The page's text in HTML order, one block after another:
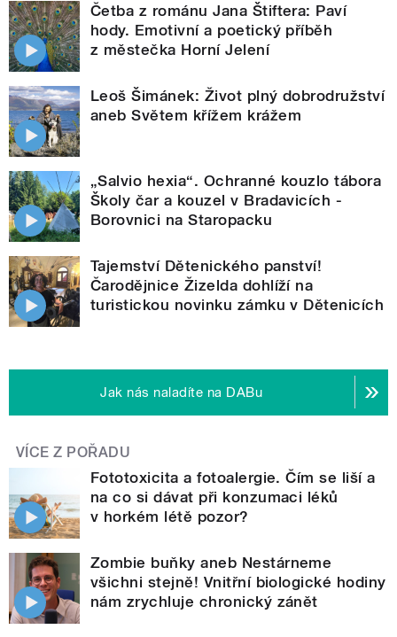
Četba z románu Jana Štiftera: Paví
hody. Emotivní a poetický příběh
z městečka Horní Jelení
Leoš Šimánek: Život plný dobrodružství
aneb Světem křížem krážem
„Salvio hexia“. Ochranné kouzlo tábora
Školy čar a kouzel v Bradavicích -
Borovnici na Staropacku
Tajemství Dětenického panství!
Čarodějnice Žizelda dohlíží na
turistickou novinku zámku v Dětenicích
Jak nás naladíte na DABu
VÍCE Z POŘADU
Fototoxicita a fotoalergie. Čím se liší a
na co si dávat při konzumaci léků
v horkém létě pozor?
Zombie buňky aneb Nestárneme
všichni stejně! Vnitřní biologické hodiny
nám zrychluje chronický zánět